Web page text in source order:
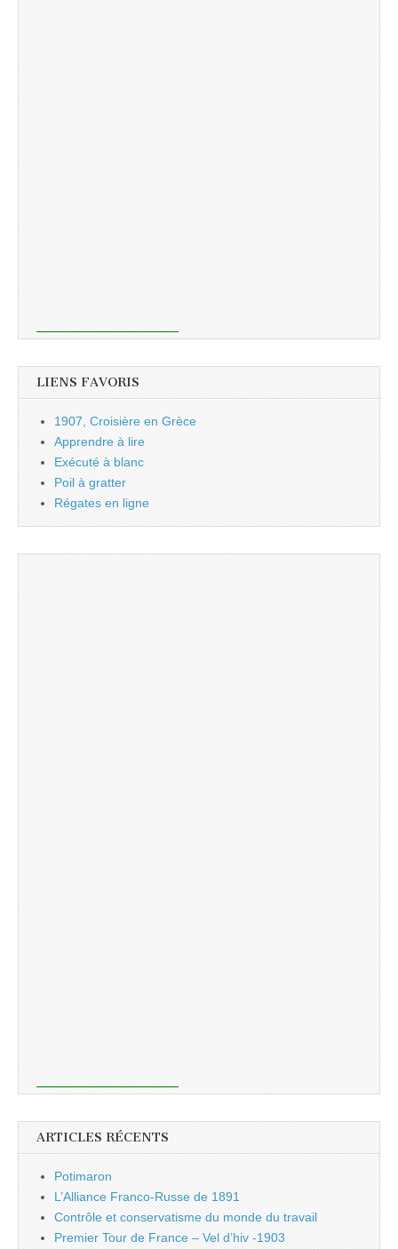
LIENS FAVORIS
1907, Croisière en Grèce
Apprendre à lire
Exécuté à blanc
Poil à gratter
Régates en ligne
ARTICLES RÉCENTS
Potimaron
L’Alliance Franco-Russe de 1891
Contrôle et conservatisme du monde du travail
Premier Tour de France – Vel d’hiv -1903